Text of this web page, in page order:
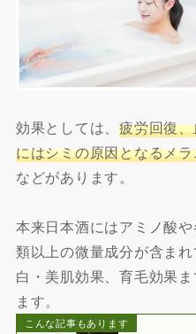
効果としては、疲労回復
にはシミの原因となるメ
などがあります。
本来日本酒にはアミノ酸
類以上の微量成分が含ま
白・美肌効果、育毛効果
ます。
こんな記事もあります